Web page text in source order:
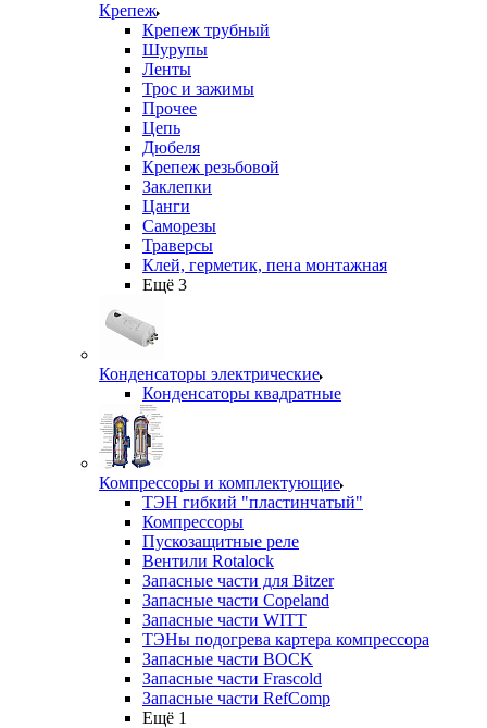
Крепеж
Крепеж трубный
Шурупы
Ленты
Трос и зажимы
Прочее
Цепь
Дюбеля
Крепеж резьбовой
Заклепки
Цанги
Саморезы
Траверсы
Клей, герметик, пена монтажная
Ещё 3
Конденсаторы электрические
Конденсаторы квадратные
Компрессоры и комплектующие
ТЭН гибкий "пластинчатый"
Компрессоры
Пускозащитные реле
Вентили Rotalock
Запасные части для Bitzer
Запасные части Copeland
Запасные части WITT
ТЭНы подогрева картера компрессора
Запасные части BOCK
Запасные части Frascold
Запасные части RefComp
Ещё 1